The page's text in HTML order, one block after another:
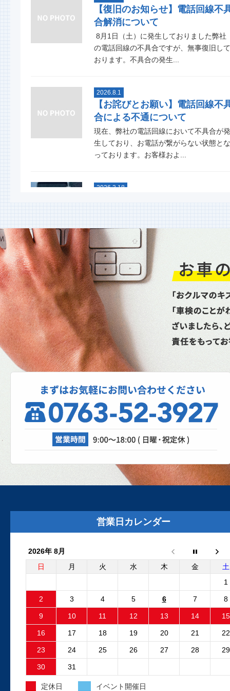
【復旧のお知らせ】電話回線不
合解消について
8月1日（土）に発生しておりました弊社
の電話回線の不具合ですが、無事復旧して
おります。不具合の発生...
2026.8.1
【お詫びとお願い】電話回線不
合による不通について
現在、弊社の電話回線において不具合が発
生しており、お電話が繋がらない状態とな
っております。お客様およ...
2026.3.18
タイヤ性能比較テスト命を預ける重要なタ
イヤ。単なる噂やネット情...
2026.1.6
新年あけましておめでとうござ
ます
昨年は格別のお引立てを賜り厚く御礼申し
上げます。本年もどうぞよろしくお願い申
し上げます。本日より通常...
スパネージ（スポット溶接機）
理、成功なるか！？
自動車修理工場では、日々さまざまな設備
が活躍しています。リフト、各エアツー
ル、溶接機、診断機etc....
2025.8.29
外装リニューアルしました
た。グレーの建物と新しいロゴマークの看
板が目印です。Google...
フリーランダー2 電動ファンコ
ントロールユニット 純正品と
外品比較
フリーランダー2でエンジン停止後も電動
ファンが回り続ける故障が発生しました。
故障原因はファンコントロ...
外装工事中のお知らせ
昨日より、工場の外装工事が始まっており
営業日カレンダー
2026年 8月
日
月 火 水 木 金
土
1
2 3 4 5 6 7 8
9 10 11 12 13 14 15
16 17 18 19 20 21 22
23 24 25 26 27 28 29
30 31
定休日 イベント開催日